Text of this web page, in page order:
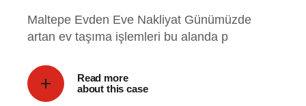
Maltepe Evden Eve Nakliyat Günümüzde
artan ev taşıma işlemleri bu alanda p
Read more
about this case